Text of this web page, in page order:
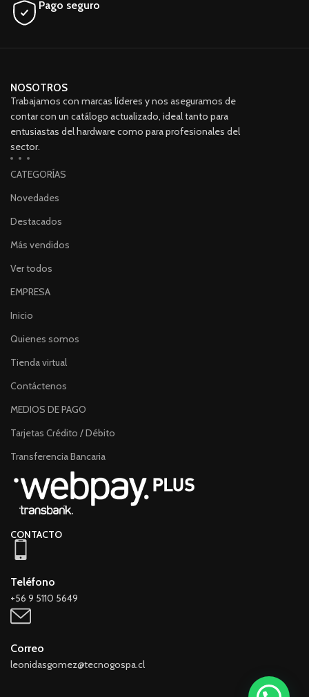
Pago seguro
NOSOTROS
Trabajamos con marcas líderes y nos aseguramos de
contar con un catálogo actualizado, ideal tanto para
entusiastas del hardware como para profesionales del
sector.
CATEGORÍAS
Novedades
Destacados
Más vendidos
Ver todos
EMPRESA
Inicio
Quienes somos
Tienda virtual
Contáctenos
MEDIOS DE PAGO
Tarjetas Crédito / Débito
Transferencia Bancaria
CONTACTO
Teléfono
+56 9 5110 5649
Correo
leonidasgomez@tecnogospa.cl